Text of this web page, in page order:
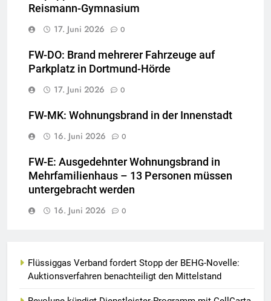
Reismann-Gymnasium
17. Juni 2026
0
FW-DO: Brand mehrerer Fahrzeuge auf
Parkplatz in Dortmund-Hörde
17. Juni 2026
0
FW-MK: Wohnungsbrand in der Innenstadt
16. Juni 2026
0
FW-E: Ausgedehnter Wohnungsbrand in
Mehrfamilienhaus – 13 Personen müssen
untergebracht werden
16. Juni 2026
0
Flüssiggas Verband fordert Stopp der BEHG-Novelle:
Auktionsverfahren benachteiligt den Mittelstand